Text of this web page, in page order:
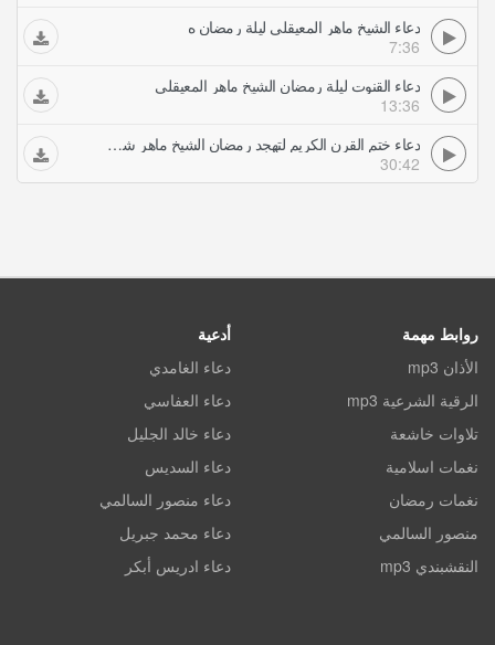
دعاء الشيخ ماهر المعيقلي ليلة رمضان ه
7:36
دعاء القنوت ليلة رمضان الشيخ ماهر المعيقلي
13:36
دعاء ختم القرن الكريم لتهجد رمضان الشيخ ماهر شخاشيرو
30:42
روابط مهمة
الأذان mp3
الرقية الشرعية mp3
تلاوات خاشعة
نغمات اسلامية
نغمات رمضان
منصور السالمي
النقشبندي mp3
أدعية
دعاء الغامدي
دعاء العفاسي
دعاء خالد الجليل
دعاء السديس
دعاء منصور السالمي
دعاء محمد جبريل
دعاء ادريس أبكر